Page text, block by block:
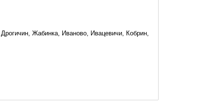
Жабинка, Иваново, Ивацевичи, Кобрин,